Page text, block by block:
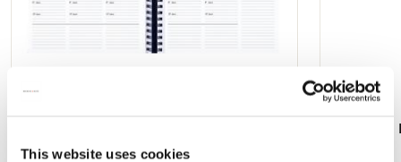
This website uses cookies
€ 14,99